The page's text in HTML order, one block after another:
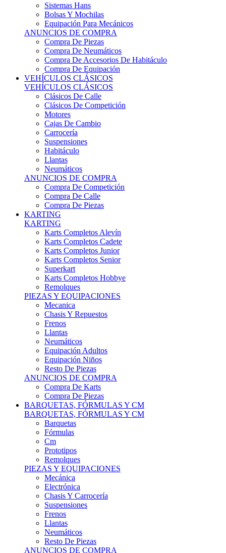
Sistemas Hans
Bolsas Y Mochilas
Equipación Para Mecánicos
ANUNCIOS DE COMPRA
Compra De Piezas
Compra De Neumáticos
Compra De Accesorios De Habitáculo
Compra De Equipación
VEHÍCULOS CLÁSICOS
VEHÍCULOS CLÁSICOS
Clásicos De Calle
Clásicos De Competición
Motores
Cajas De Cambio
Carrocería
Suspensiones
Habitáculo
Llantas
Neumáticos
ANUNCIOS DE COMPRA
Compra De Competición
Compra De Calle
Compra De Piezas
KARTING
KARTING
Karts Completos Alevín
Karts Completos Cadete
Karts Completos Junior
Karts Completos Senior
Superkart
Karts Completos Hobbye
Remolques
PIEZAS Y EQUIPACIONES
Mecanica
Chasis Y Repuestos
Frenos
Llantas
Neumáticos
Equipación Adultos
Equipación Niños
Resto De Piezas
ANUNCIOS DE COMPRA
Compra De Karts
Compra De Piezas
BARQUETAS, FÓRMULAS Y CM
BARQUETAS, FÓRMULAS Y CM
Barquetas
Fórmulas
Cm
Prototipos
Remolques
PIEZAS Y EQUIPACIONES
Mecánica
Electrónica
Chasis Y Carrocería
Suspensiones
Frenos
Llantas
Neumáticos
Resto De Piezas
ANUNCIOS DE COMPRA